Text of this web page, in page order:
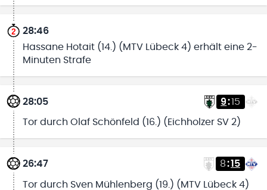
28:46
Hassane Hotait (14.) (MTV Lübeck 4) erhält eine 2-
Minuten Strafe
28:05 9:15
Tor durch Olaf Schönfeld (16.) (Eichholzer SV 2)
26:47 8:15
Tor durch Sven Mühlenberg (19.) (MTV Lübeck 4)